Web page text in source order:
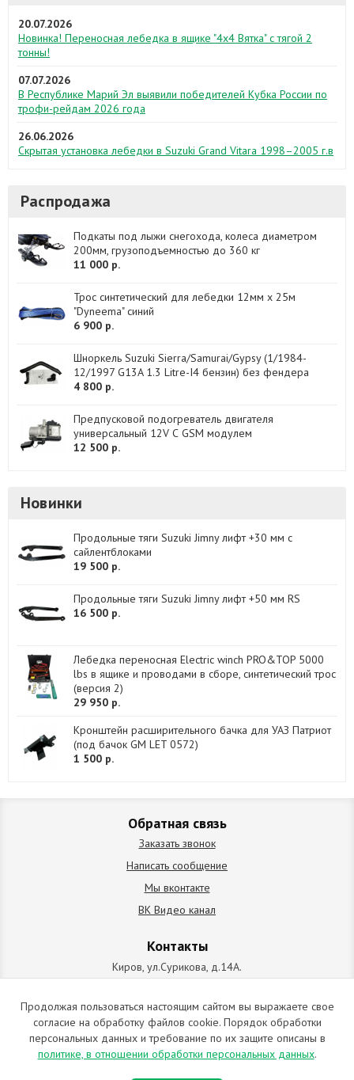
20.07.2026
Новинка! Переносная лебедка в ящике "4х4 Вятка" с тягой 2
тонны!
07.07.2026
В Республике Марий Эл выявили победителей Кубка России по
трофи-рейдам 2026 года
26.06.2026
Скрытая установка лебедки в Suzuki Grand Vitara 1998–2005 г.в
Распродажа
Подкаты под лыжи снегохода, колеса диаметром
200мм, грузоподъемностью до 360 кг
11 000 р.
Трос синтетический для лебедки 12мм x 25м
"Dyneema" синий
6 900 р.
Шноркель Suzuki Sierra/Samurai/Gypsy (1/1984-
12/1997 G13A 1.3 Litre-I4 бензин) без фендера
4 800 р.
Предпусковой подогреватель двигателя
универсальный 12V С GSM модулем
12 500 р.
Новинки
Продольные тяги Suzuki Jimny лифт +30 мм с
сайлентблоками
19 500 р.
Продольные тяги Suzuki Jimny лифт +50 мм RS
16 500 р.
Лебедка переносная Electric winch PRO&TOP 5000
lbs в ящике и проводами в сборе, синтетический трос
(версия 2)
29 950 р.
Кронштейн расширительного бачка для УАЗ Патриот
(под бачок GM LET 0572)
1 500 р.
Обратная связь
Заказать звонок
Написать сообщение
Мы вконтакте
ВК Видео канал
Контакты
Киров, ул.Сурикова, д.14А.
схема проезда
+7 (912) 827-92-55
ИП Позолотин Евгений Валерьевич
ИНН 434537218055 / ОГРН ИП 309434505600123 от 25.02.2009
Продолжая пользоваться настоящим сайтом вы выражаете свое
согласие на обработку файлов cookie. Порядок обработки
персональных данных и требование по их защите описаны в
политике, в отношении обработки персональных данных.